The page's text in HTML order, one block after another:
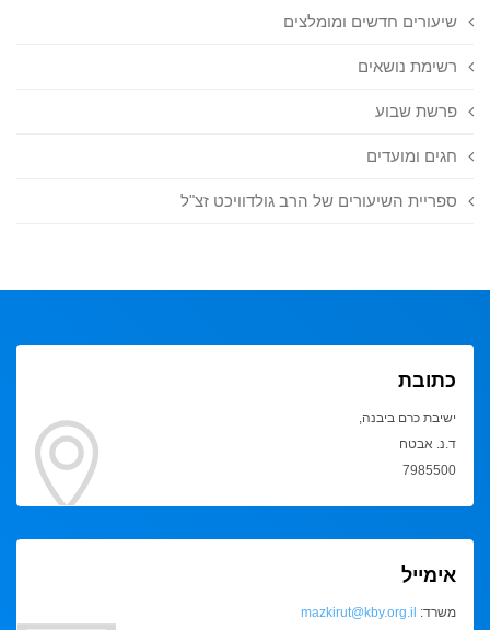
שיעורים חדשים ומומלצים
רשימת נושאים
פרשת שבוע
חגים ומועדים
ספריית השיעורים של הרב גולדוויכט זצ"ל
כתובת
ישיבת כרם ביבנה,
ד.נ. אבטח
7985500
אימייל
משרד: mazkirut@kby.org.il